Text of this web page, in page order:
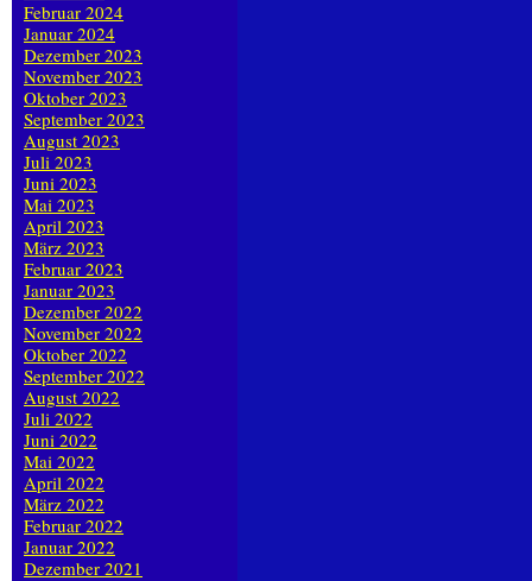
Februar 2024
Januar 2024
Dezember 2023
November 2023
Oktober 2023
September 2023
August 2023
Juli 2023
Juni 2023
Mai 2023
April 2023
März 2023
Februar 2023
Januar 2023
Dezember 2022
November 2022
Oktober 2022
September 2022
August 2022
Juli 2022
Juni 2022
Mai 2022
April 2022
März 2022
Februar 2022
Januar 2022
Dezember 2021